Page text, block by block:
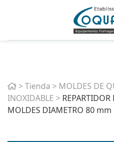
Home
>Tienda > MOLDES DE
INOXIDABLE >
MOLDES DIAMETRO 80 mm